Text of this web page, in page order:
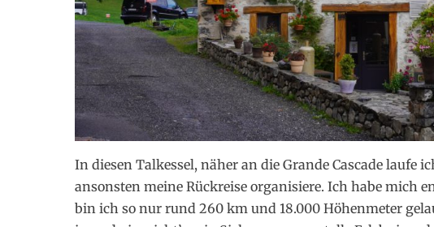
In diesen Talkessel, näher an die Grande Cascade laufe
ansonsten meine Rückreise organisiere. Ich habe mich
bin ich so nur rund 260 km und 18.000 Höhenmeter